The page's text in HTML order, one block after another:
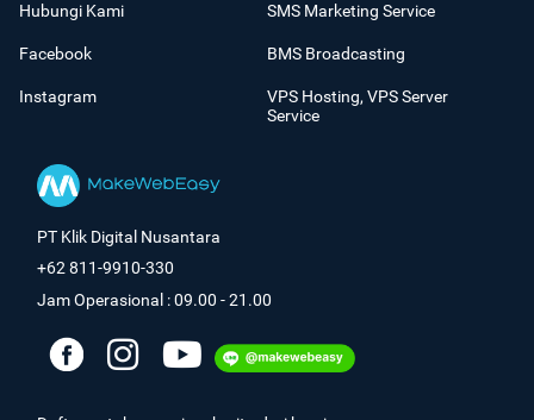
Hubungi Kami
Facebook
Instagram
SMS Marketing Service
BMS Broadcasting
VPS Hosting, VPS Server
Service
PT Klik Digital Nusantara
+62 811-9910-330
Jam Operasional : 09.00 - 21.00